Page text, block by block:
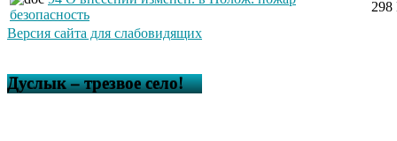
безопасность
Версия сайта для слабовидящих
Дуслык – трезвое село!